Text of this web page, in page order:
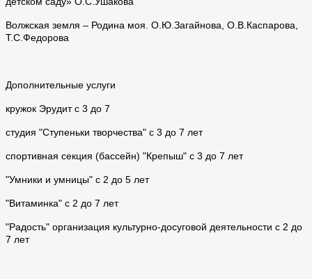
Волжская земля – Родина моя. О.Ю.Загайнова, О.В.Каспарова,
Т.С.Федорова
Дополнительные услуги
кружок Эрудит с 3 до 7
студия "Ступеньки творчества" с 3 до 7 лет
спортивная секция (бассейн) "Крепыш" с 3 до 7 лет
"Умники и умницы" с 2 до 5 лет
"Витаминка" с 2 до 7 лет
"Радость" организация культурно-досуговой деятельности с 2 до
7 лет